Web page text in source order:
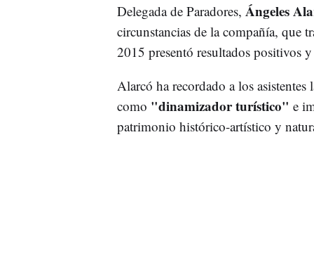
Delegada de Paradores, Ángeles
circunstancias de la compañía, que
2015 presentó resultados positivos
Alarcó ha recordado a los
como "dinamizador turístico" e
patrimonio histórico-artístico y